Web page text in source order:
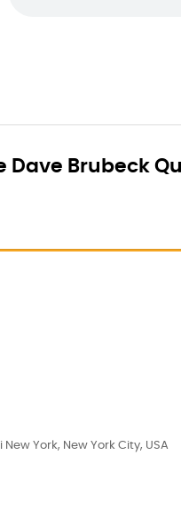
Dave Brubeck
York, New York City, USA